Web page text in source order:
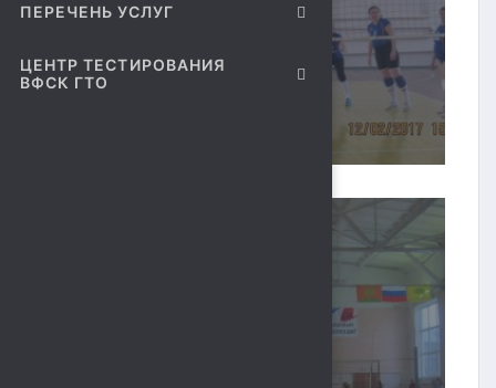
ПЕРЕЧЕНЬ УСЛУГ
ЦЕНТР ТЕСТИРОВАНИЯ
ВФСК ГТО